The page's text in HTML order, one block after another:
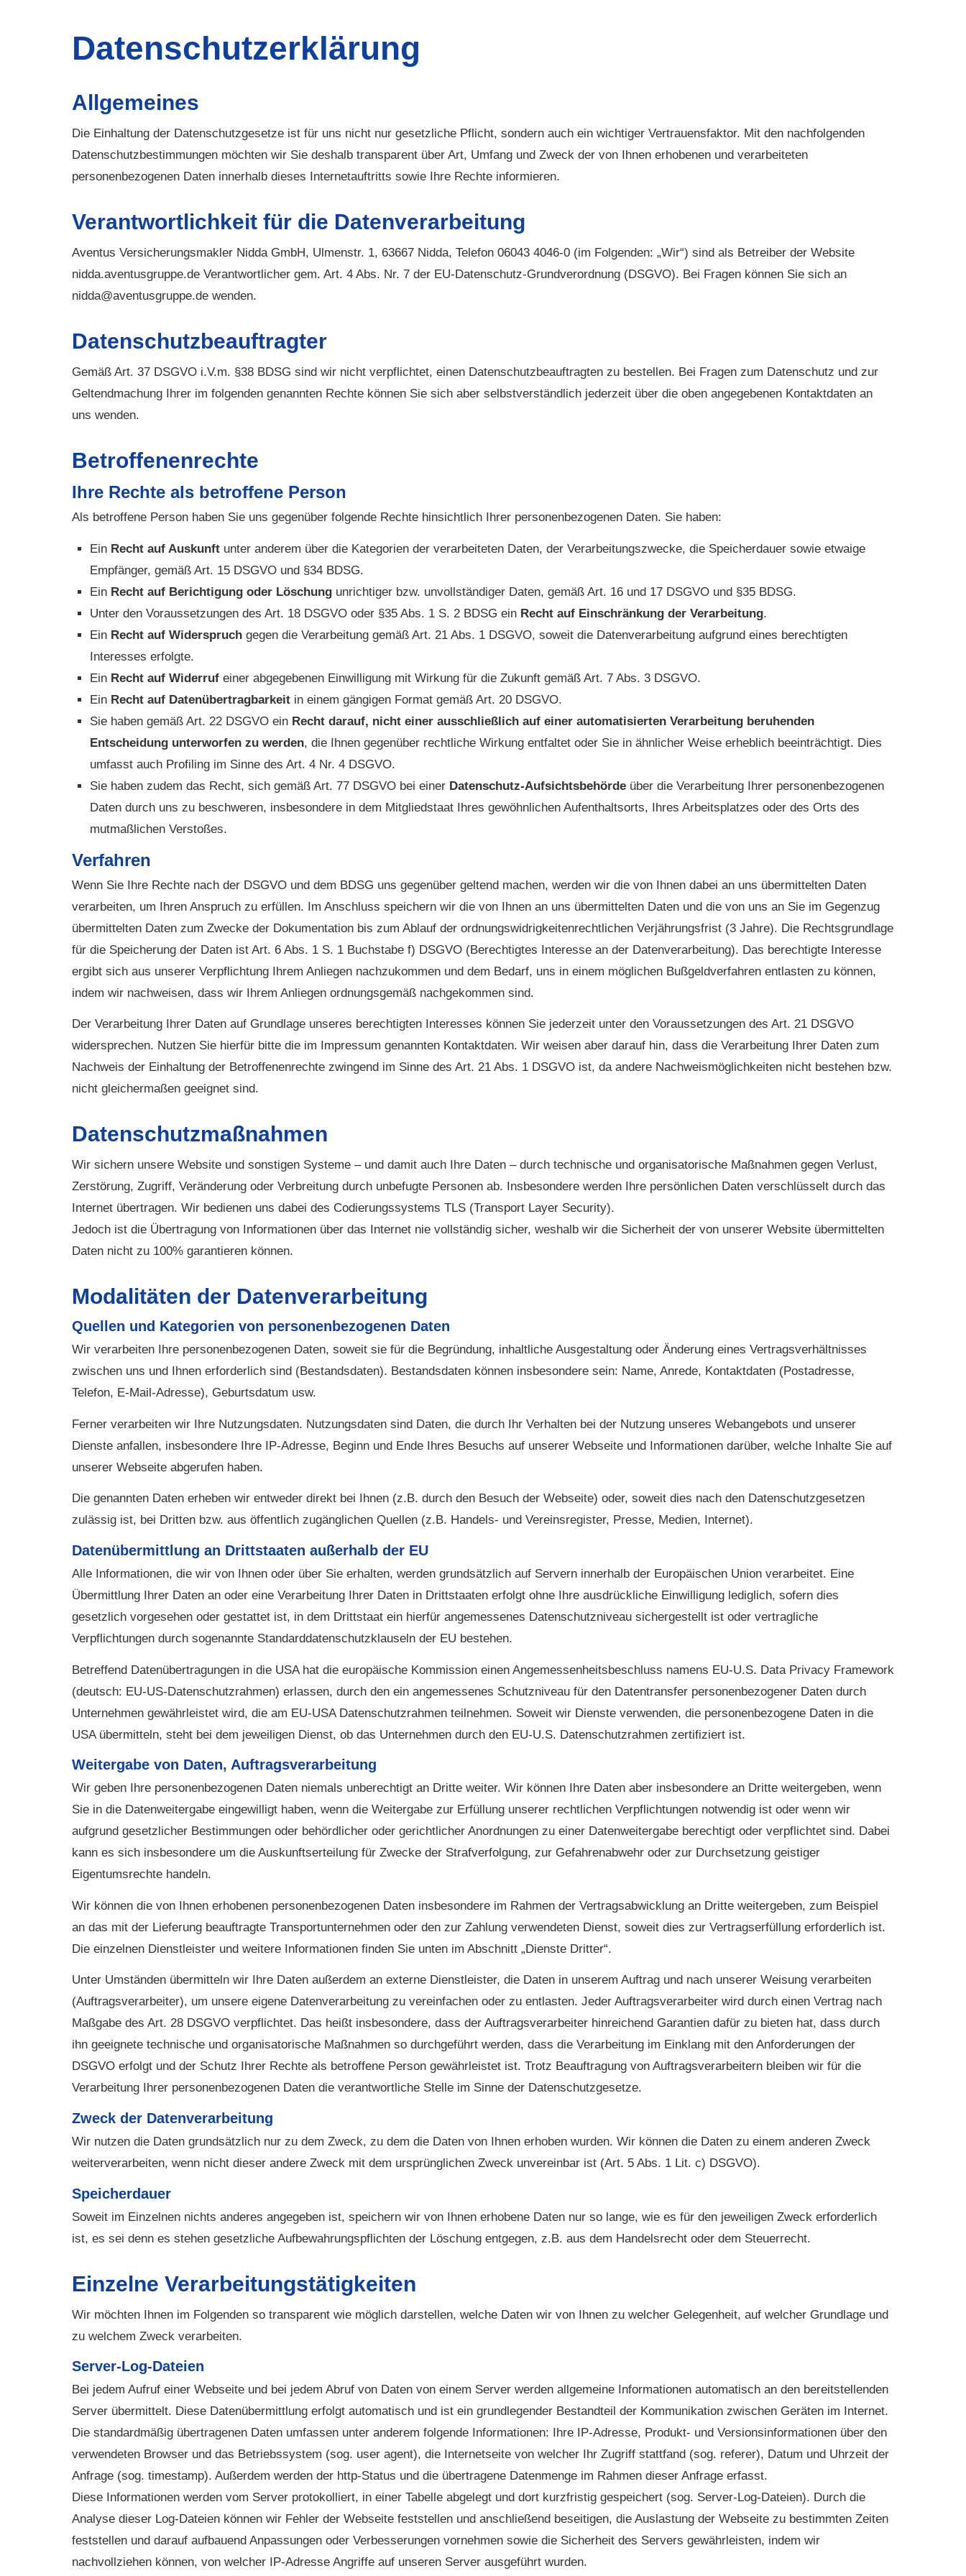
Datenschutzerklärung
Allgemeines
Die Einhaltung der Datenschutzgesetze ist für uns nicht nur gesetzliche Pflicht, sondern auch ein wichtiger Vertrauensfaktor. Mit den nachfolgenden
Datenschutzbestimmungen möchten wir Sie deshalb transparent über Art, Umfang und Zweck der von Ihnen erhobenen und verarbeiteten
personenbezogenen Daten innerhalb dieses Internetauftritts sowie Ihre Rechte informieren.
Verantwortlichkeit für die Datenverarbeitung
Aventus Ver­sicherungs­makler Nidda GmbH, Ulmenstr. 1, 63667 Nidda, Telefon 06043 4046-0 (im Folgenden: „Wir“) sind als Betreiber der Website
nidda.aventusgruppe.de Verantwortlicher gem. Art. 4 Abs. Nr. 7 der EU-Datenschutz-Grundverordnung (DSGVO). Bei Fragen können Sie sich an
nidda@aventusgruppe.de wenden.
Datenschutzbeauftragter
Gemäß Art. 37 DSGVO i.V.m. §38 BDSG sind wir nicht verpflichtet, einen Datenschutzbeauftragten zu bestellen. Bei Fragen zum Datenschutz und zur
Geltendmachung Ihrer im folgenden genannten Rechte können Sie sich aber selbstverständlich jederzeit über die oben angegebenen Kontaktdaten an
uns wenden.
Betroffenenrechte
Ihre Rechte als betroffene Person
Als betroffene Person haben Sie uns gegenüber folgende Rechte hinsichtlich Ihrer personenbezogenen Daten. Sie haben:
Ein Recht auf Auskunft unter anderem über die Kategorien der verarbeiteten Daten, der Verarbeitungszwecke, die Speicherdauer sowie etwaige
Empfänger, gemäß Art. 15 DSGVO und §34 BDSG.
Ein Recht auf Berichtigung oder Löschung unrichtiger bzw. unvollständiger Daten, gemäß Art. 16 und 17 DSGVO und §35 BDSG.
Unter den Voraussetzungen des Art. 18 DSGVO oder §35 Abs. 1 S. 2 BDSG ein Recht auf Einschränkung der Verarbeitung.
Ein Recht auf Widerspruch gegen die Verarbeitung gemäß Art. 21 Abs. 1 DSGVO, soweit die Datenverarbeitung aufgrund eines berechtigten
Interesses erfolgte.
Ein Recht auf Widerruf einer abgegebenen Einwilligung mit Wirkung für die Zukunft gemäß Art. 7 Abs. 3 DSGVO.
Ein Recht auf Datenübertragbarkeit in einem gängigen Format gemäß Art. 20 DSGVO.
Sie haben gemäß Art. 22 DSGVO ein Recht darauf, nicht einer ausschließlich auf einer automatisierten Verarbeitung beruhenden
Entscheidung unterworfen zu werden, die Ihnen gegenüber rechtliche Wirkung entfaltet oder Sie in ähnlicher Weise erheblich beeinträchtigt. Dies
umfasst auch Profiling im Sinne des Art. 4 Nr. 4 DSGVO.
Sie haben zudem das Recht, sich gemäß Art. 77 DSGVO bei einer Datenschutz-Aufsichtsbehörde über die Verarbeitung Ihrer personenbezogenen
Daten durch uns zu beschweren, insbesondere in dem Mitgliedstaat Ihres gewöhnlichen Aufenthaltsorts, Ihres Arbeitsplatzes oder des Orts des
mutmaßlichen Verstoßes.
Verfahren
Wenn Sie Ihre Rechte nach der DSGVO und dem BDSG uns gegenüber geltend machen, werden wir die von Ihnen dabei an uns übermittelten Daten
verarbeiten, um Ihren Anspruch zu erfüllen. Im Anschluss speichern wir die von Ihnen an uns übermittelten Daten und die von uns an Sie im Gegenzug
übermittelten Daten zum Zwecke der Dokumentation bis zum Ablauf der ordnungswidrigkeitenrechtlichen Verjährungsfrist (3 Jahre). Die Rechtsgrundlage
für die Speicherung der Daten ist Art. 6 Abs. 1 S. 1 Buchstabe f) DSGVO (Berechtigtes Interesse an der Datenverarbeitung). Das berechtigte Interesse
ergibt sich aus unserer Verpflichtung Ihrem Anliegen nachzukommen und dem Bedarf, uns in einem möglichen Bußgeldverfahren entlasten zu können,
indem wir nachweisen, dass wir Ihrem Anliegen ordnungsgemäß nachgekommen sind.
Der Verarbeitung Ihrer Daten auf Grundlage unseres berechtigten Interesses können Sie jederzeit unter den Voraussetzungen des Art. 21 DSGVO
widersprechen. Nutzen Sie hierfür bitte die im Impressum genannten Kontaktdaten. Wir weisen aber darauf hin, dass die Verarbeitung Ihrer Daten zum
Nachweis der Einhaltung der Betroffenenrechte zwingend im Sinne des Art. 21 Abs. 1 DSGVO ist, da andere Nachweismöglichkeiten nicht bestehen bzw.
nicht gleichermaßen geeignet sind.
Datenschutzmaßnahmen
Wir sichern unsere Website und sonstigen Systeme – und damit auch Ihre Daten – durch technische und organisatorische Maßnahmen gegen Verlust,
Zerstörung, Zugriff, Veränderung oder Verbreitung durch unbefugte Per­sonen ab. Insbesondere werden Ihre persönlichen Daten verschlüsselt durch das
Internet übertragen. Wir bedienen uns dabei des Codierungssystems TLS (Transport Layer Security).
Jedoch ist die Übertragung von Informationen über das Internet nie vollständig sicher, weshalb wir die Sicherheit der von unserer Website übermittelten
Daten nicht zu 100% garantieren können.
Modalitäten der Datenverarbeitung
Quellen und Kategorien von personenbezogenen Daten
Wir verarbeiten Ihre personenbezogenen Daten, soweit sie für die Begründung, inhaltliche Ausgestaltung oder Änderung eines Vertragsverhältnisses
zwischen uns und Ihnen erforderlich sind (Bestandsdaten). Bestandsdaten können insbesondere sein: Name, Anrede, Kontaktdaten (Postadresse,
Telefon, E-Mail-Adresse), Geburts­datum usw.
Ferner verarbeiten wir Ihre Nutzungsdaten. Nutzungsdaten sind Daten, die durch Ihr Verhalten bei der Nutzung unseres Webangebots und unserer
Dienste anfallen, insbesondere Ihre IP-Adresse, Beginn und Ende Ihres Besuchs auf unserer Webseite und Informationen darüber, welche Inhalte Sie auf
unserer Webseite abgerufen haben.
Die genannten Daten erheben wir entweder direkt bei Ihnen (z.B. durch den Besuch der Webseite) oder, soweit dies nach den Datenschutzgesetzen
zulässig ist, bei Dritten bzw. aus öffentlich zugänglichen Quellen (z.B. Handels- und Vereinsregister, Presse, Medien, Internet).
Datenübermittlung an Drittstaaten außerhalb der EU
Alle Informationen, die wir von Ihnen oder über Sie erhalten, werden grundsätzlich auf Servern innerhalb der Europäischen Union verarbeitet. Eine
Übermittlung Ihrer Daten an oder eine Verarbeitung Ihrer Daten in Drittstaaten erfolgt ohne Ihre ausdrückliche Einwilligung lediglich, sofern dies
gesetzlich vorgesehen oder gestattet ist, in dem Drittstaat ein hierfür angemessenes Datenschutzniveau sichergestellt ist oder vertragliche
Verpflichtungen durch sogenannte Standarddatenschutzklauseln der EU bestehen.
Betreffend Datenübertragungen in die USA hat die europäische Kommission einen Angemessenheitsbeschluss namens EU-U.S. Data Privacy Framework
(deutsch: EU-US-Datenschutzrahmen) erlassen, durch den ein angemessenes Schutzniveau für den Datentransfer personenbezogener Daten durch
Unternehmen gewährleistet wird, die am EU-USA Datenschutzrahmen teilnehmen. Soweit wir Dienste verwenden, die personenbezogene Daten in die
USA übermitteln, steht bei dem jeweiligen Dienst, ob das Unternehmen durch den EU-U.S. Datenschutzrahmen zertifiziert ist.
Weitergabe von Daten, Auftragsverarbeitung
Wir geben Ihre personenbezogenen Daten niemals unberechtigt an Dritte weiter. Wir können Ihre Daten aber insbesondere an Dritte weitergeben, wenn
Sie in die Datenweitergabe eingewilligt haben, wenn die Weitergabe zur Erfüllung unserer rechtlichen Verpflichtungen notwendig ist oder wenn wir
aufgrund gesetzlicher Bestimmungen oder behördlicher oder gerichtlicher Anordnungen zu einer Datenweitergabe berechtigt oder verpflichtet sind. Dabei
kann es sich insbesondere um die Auskunftserteilung für Zwecke der Strafverfolgung, zur Gefahrenabwehr oder zur Durchsetzung geistiger
Eigentumsrechte handeln.
Wir können die von Ihnen erhobenen personenbezogenen Daten insbesondere im Rahmen der Vertragsabwicklung an Dritte weitergeben, zum Beispiel
an das mit der Lieferung beauftragte Transportunternehmen oder den zur Zahlung verwendeten Dienst, soweit dies zur Vertragserfüllung erforderlich ist.
Die einzelnen Dienstleister und weitere Informationen finden Sie unten im Abschnitt „Dienste Dritter“.
Unter Umständen übermitteln wir Ihre Daten außerdem an externe Dienstleister, die Daten in unserem Auftrag und nach unserer Weisung verarbeiten
(Auftragsverarbeiter), um unsere eigene Datenverarbeitung zu vereinfachen oder zu entlasten. Jeder Auftragsverarbeiter wird durch einen Vertrag nach
Maßgabe des Art. 28 DSGVO verpflichtet. Das heißt insbesondere, dass der Auftragsverarbeiter hinreichend Garantien dafür zu bieten hat, dass durch
ihn geeignete technische und organisatorische Maßnahmen so durchgeführt werden, dass die Verarbeitung im Einklang mit den Anforderungen der
DSGVO erfolgt und der Schutz Ihrer Rechte als betroffene Person gewährleistet ist. Trotz Beauftragung von Auftragsverarbeitern bleiben wir für die
Verarbeitung Ihrer personenbezogenen Daten die verantwortliche Stelle im Sinne der Datenschutzgesetze.
Zweck der Datenverarbeitung
Wir nutzen die Daten grundsätzlich nur zu dem Zweck, zu dem die Daten von Ihnen erhoben wurden. Wir können die Daten zu einem anderen Zweck
weiterverarbeiten, wenn nicht dieser andere Zweck mit dem ursprünglichen Zweck unvereinbar ist (Art. 5 Abs. 1 Lit. c) DSGVO).
Speicherdauer
Soweit im Einzelnen nichts anderes angegeben ist, speichern wir von Ihnen erhobene Daten nur so lange, wie es für den jeweiligen Zweck erforderlich
ist, es sei denn es stehen gesetzliche Aufbewahrungspflichten der Löschung entgegen, z.B. aus dem Handelsrecht oder dem Steuerrecht.
Einzelne Verarbeitungstätigkeiten
Wir möchten Ihnen im Folgenden so transparent wie möglich darstellen, welche Daten wir von Ihnen zu welcher Gelegenheit, auf welcher Grundlage und
zu welchem Zweck verarbeiten.
Server-Log-Dateien
Bei jedem Aufruf einer Webseite und bei jedem Abruf von Daten von einem Server werden allgemeine Informationen automatisch an den bereitstellenden
Server übermittelt. Diese Datenübermittlung erfolgt automatisch und ist ein grundlegender Bestandteil der Kommunikation zwischen Geräten im Internet.
Die standardmäßig übertragenen Daten umfassen unter anderem folgende Informationen: Ihre IP-Adresse, Produkt- und Versionsinformationen über den
verwendeten Browser und das Betriebssystem (sog. user agent), die Internetseite von welcher Ihr Zugriff stattfand (sog. referer), Datum und Uhrzeit der
Anfrage (sog. timestamp). Außerdem werden der http-Status und die übertragene Datenmenge im Rahmen dieser Anfrage erfasst.
Diese Informationen werden vom Server protokolliert, in einer Tabelle abgelegt und dort kurzfristig gespeichert (sog. Server-Log-Dateien). Durch die
Analyse dieser Log-Dateien können wir Fehler der Webseite feststellen und anschließend beseitigen, die Auslastung der Webseite zu bestimmten Zeiten
feststellen und darauf aufbauend Anpassungen oder Verbesserungen vornehmen sowie die Sicherheit des Servers gewährleisten, indem wir
nachvollziehen können, von welcher IP-Adresse Angriffe auf unseren Server ausgeführt wurden.